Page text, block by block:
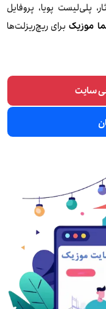
پلی‌لیست پویا، پروفایل
موزیک برای ریچ‌ریزلت‌ها
سایت